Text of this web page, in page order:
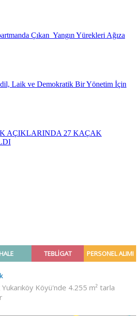
Çıkan Yangın Yürekleri Ağıza
Laik ve Demokratik Bir Yönetim İçin
AÇIKLARINDA 27 KAÇAK